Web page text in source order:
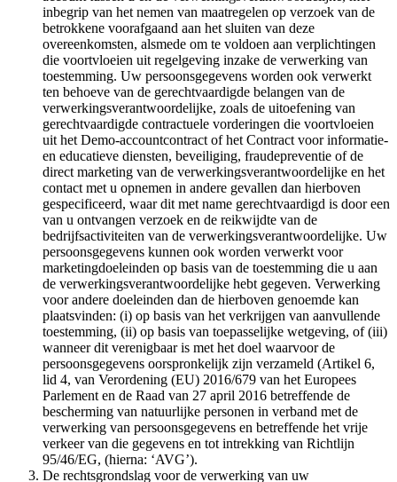
inbegrip van het nemen van maatregelen op verzoek van de
betrokkene voorafgaand aan het sluiten van deze
overeenkomsten, alsmede om te voldoen aan verplichtingen
die voortvloeien uit regelgeving inzake de verwerking van
toestemming. Uw persoonsgegevens worden ook verwerkt
ten behoeve van de gerechtvaardigde belangen van de
verwerkingsverantwoordelijke, zoals de uitoefening van
gerechtvaardigde contractuele vorderingen die voortvloeien
uit het Demo-accountcontract of het Contract voor informatie-
en educatieve diensten, beveiliging, fraudepreventie of de
direct marketing van de verwerkingsverantwoordelijke en het
contact met u opnemen in andere gevallen dan hierboven
gespecificeerd, waar dit met name gerechtvaardigd is door een
van u ontvangen verzoek en de reikwijdte van de
bedrijfsactiviteiten van de verwerkingsverantwoordelijke. Uw
persoonsgegevens kunnen ook worden verwerkt voor
marketingdoeleinden op basis van de toestemming die u aan
de verwerkingsverantwoordelijke hebt gegeven. Verwerking
voor andere doeleinden dan de hierboven genoemde kan
plaatsvinden: (i) op basis van het verkrijgen van aanvullende
toestemming, (ii) op basis van toepasselijke wetgeving, of (iii)
wanneer dit verenigbaar is met het doel waarvoor de
persoonsgegevens oorspronkelijk zijn verzameld (Artikel 6,
lid 4, van Verordening (EU) 2016/679 van het Europees
Parlement en de Raad van 27 april 2016 betreffende de
bescherming van natuurlijke personen in verband met de
verwerking van persoonsgegevens en betreffende het vrije
verkeer van die gegevens en tot intrekking van Richtlijn
95/46/EG, (hierna: ‘AVG’).
De rechtsgrondslag voor de verwerking van uw